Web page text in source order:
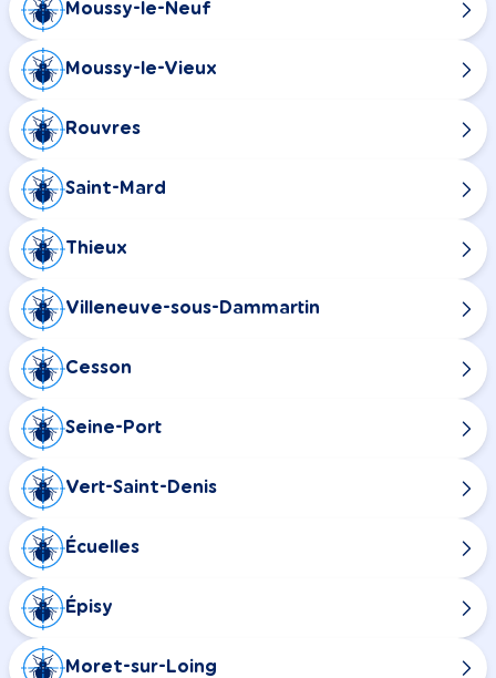
Moussy-le-Neuf
Moussy-le-Vieux
Rouvres
Saint-Mard
Thieux
Villeneuve-sous-Dammartin
Cesson
Seine-Port
Vert-Saint-Denis
Écuelles
Épisy
Moret-sur-Loing